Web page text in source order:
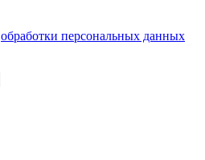
обработки персональных данных